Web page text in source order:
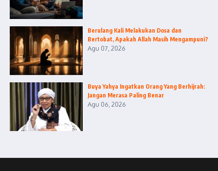
Berulang Kali Melakukan Dosa dan
Bertobat, Apakah Allah Masih Mengampuni?
Agu 07, 2026
Buya Yahya Ingatkan Orang Yang Berhijrah:
Jangan Merasa Paling Benar
Agu 06, 2026